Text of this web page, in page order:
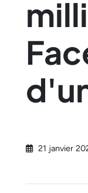
21 janvier